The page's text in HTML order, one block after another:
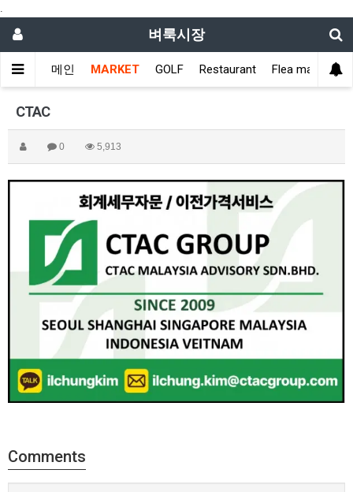
.
벼룩시장
메인 MARKET GOLF Restaurant Flea market
CTAC
0 5,913
Comments